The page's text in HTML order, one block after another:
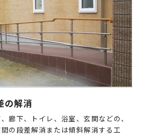
の解消
廊下、トイレ、浴室、玄関などの、
の段差解消または傾斜解消する工